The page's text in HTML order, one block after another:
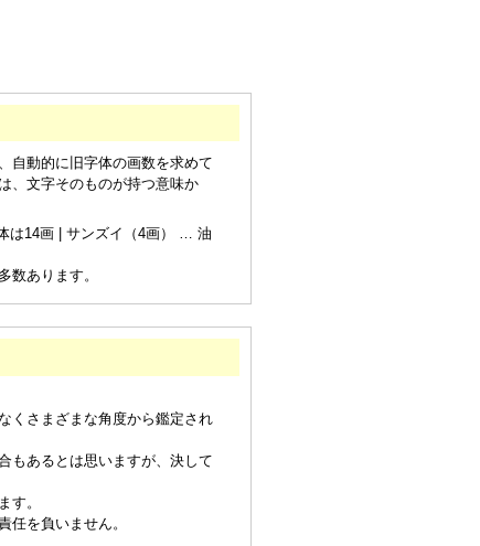
自動的に旧字体の画数を求めて
、文字そのものが持つ意味か
は14画 | サンズイ（4画） … 油
数あります。
くさまざまな角度から鑑定され
もあるとは思いますが、決して
す。
を負いません。